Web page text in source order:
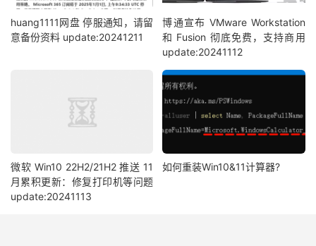
huang1111网盘 停服通知，请留
意备份资料 update:20241211
博通宣布 VMware Workstation
和 Fusion 彻底免费，支持商用
update:20241112
微软 Win10 22H2/21H2 推送 11
月累积更新：修复打印机等问题
update:20241113
如何重装Win10&11计算器?